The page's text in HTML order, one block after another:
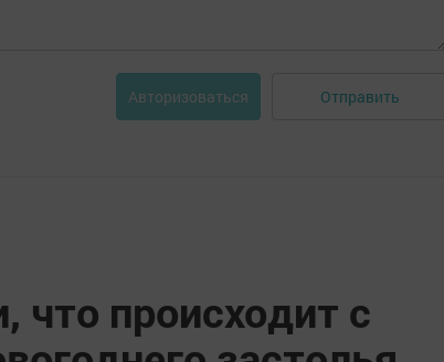
Авторизоваться Отправить
что происходит с